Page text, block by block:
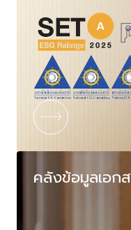
คลังข้อมูลเอก